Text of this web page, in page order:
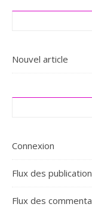
Nouvel article
Connexion
Flux des
Flux des